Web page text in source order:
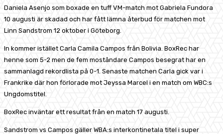
Daniela Asenjo som boxade en tuff VM-match mot Gabriela Fundora
10 augusti är skadad och har fått lämna återbud för matchen mot
Linn Sandstrom 12 oktober i Göteborg.
In kommer istället Carla Camila Campos från Bolivia. BoxRec har
henne som 5-2 men de fem moståndare Campos besegrat har en
sammanlagd rekordlista på 0-1. Senaste matchen Carla gick var i
Frankrike där hon förlorade mot Jeyssa Marcel i en match om WBC:s
Ungdomstitel.
BoxRec inväntar ett resultat från en match 17 augusti.
Sandstrom vs Campos gäller WBA:s interkontinetala titel i super